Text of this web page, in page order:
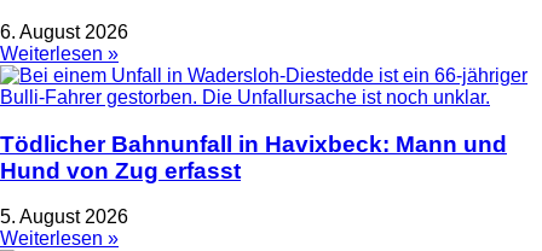
6. August 2026
Weiterlesen »
Tödlicher Bahnunfall in Havixbeck: Mann und
Hund von Zug erfasst
5. August 2026
Weiterlesen »